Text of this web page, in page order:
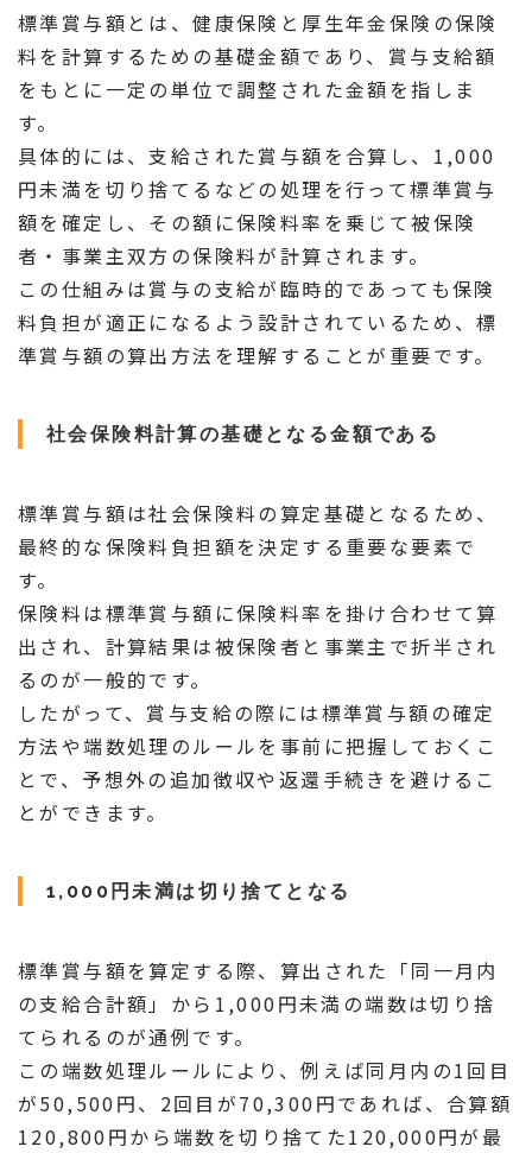
標準賞与額とは、健康保険と厚生年金保険の保険
料を計算するための基礎金額であり、賞与支給額
をもとに一定の単位で調整された金額を指しま
す。
具体的には、支給された賞与額を合算し、1,000
円未満を切り捨てるなどの処理を行って標準賞与
額を確定し、その額に保険料率を乗じて被保険
者・事業主双方の保険料が計算されます。
この仕組みは賞与の支給が臨時的であっても保険
料負担が適正になるよう設計されているため、標
準賞与額の算出方法を理解することが重要です。
社会保険料計算の基礎となる金額である
標準賞与額は社会保険料の算定基礎となるため、
最終的な保険料負担額を決定する重要な要素で
す。
保険料は標準賞与額に保険料率を掛け合わせて算
出され、計算結果は被保険者と事業主で折半され
るのが一般的です。
したがって、賞与支給の際には標準賞与額の確定
方法や端数処理のルールを事前に把握しておくこ
とで、予想外の追加徴収や返還手続きを避けるこ
とができます。
1,000円未満は切り捨てとなる
標準賞与額を算定する際、算出された「同一月内
の支給合計額」から1,000円未満の端数は切り捨
てられるのが通例です。
この端数処理ルールにより、例えば同月内の1回目
が50,500円、2回目が70,300円であれば、合算額
120,800円から端数を切り捨てた120,000円が最